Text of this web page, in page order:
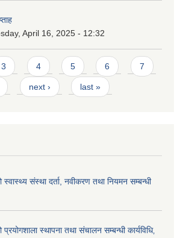
April 16, 2025 - 12:32
3 4 5 6 7
next › last »
संस्था दर्ता, नवीकरण तथा नियमन सम्बन्धी
स्थापना तथा संचालन सम्बन्धी कार्यविधि‚